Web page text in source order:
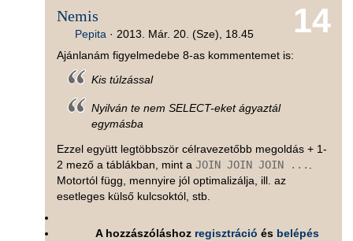
14
Nemis
Pepita · 2013. Már. 20. (Sze), 18.45
Ajánlanám figyelmedebe 8-as kommentemet is:
Kis túlzással
Nyilván te nem SELECT-eket ágyaztál
egymásba
Ezzel együtt legtöbbször célravezetőbb megoldás + 1-
2 mező a táblákban, mint a JOIN JOIN JOIN ...
Motortól függ, mennyire jól optimalizálja, ill. az
esetleges külső kulcsoktól, stb.
A hozzászóláshoz regisztráció és belépés